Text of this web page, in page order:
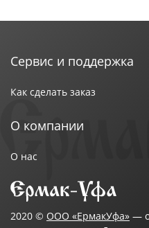
Сервис и поддержка
Как сделать заказ
О компании
О нас
2020 © ООО «ЕрмакУфа» —